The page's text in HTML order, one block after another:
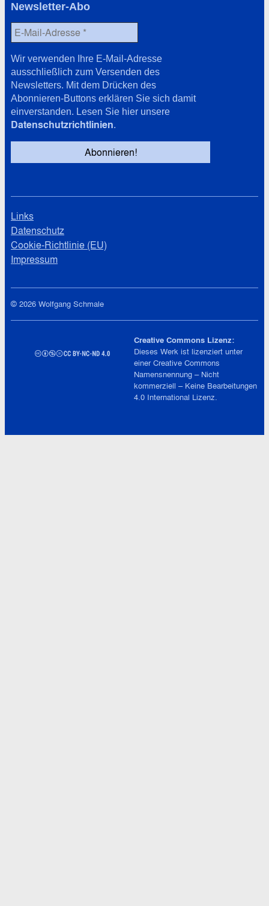
Newsletter-Abo
Wir verwenden Ihre E-Mail-Adresse
ausschließlich zum Versenden des
Newsletters. Mit dem Drücken des
Abonnieren-Buttons erklären Sie sich damit
einverstanden. Lesen Sie hier unsere
Datenschutzrichtlinien.
Links
Datenschutz
Cookie-Richtlinie (EU)
Impressum
© 2026 Wolfgang Schmale
Creative Commons Lizenz:
Dieses Werk ist lizenziert unter
einerCreative Commons
Namensnennung – Nicht
kommerziell – Keine Bearbeitungen
4.0 International Lizenz.